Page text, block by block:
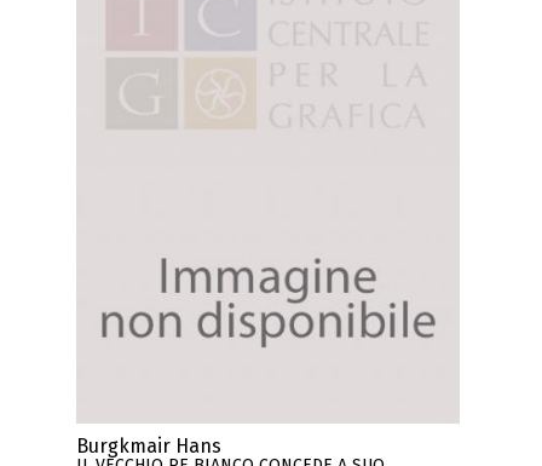
Burgkmair Hans